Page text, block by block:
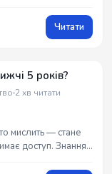
дякую і буду рада,
Читати
5 років?
2 хв читати
мислить — стане
доступ. Знання